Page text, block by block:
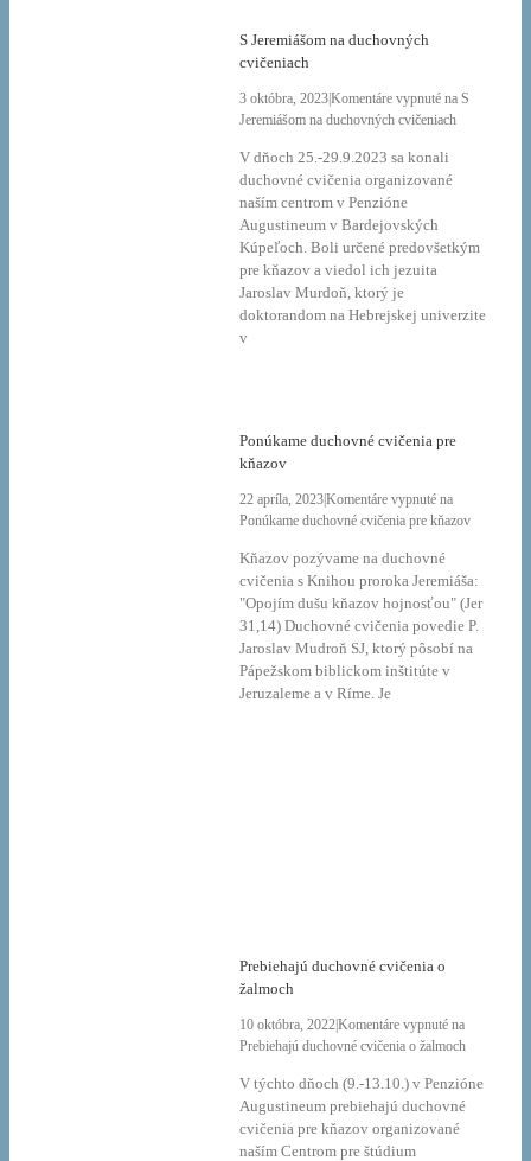
S Jeremiášom na duchovných
cvičeniach
3 októbra, 2023Komentáre vypnuté na S
Jeremiášom na duchovných cvičeniach
V dňoch 25.-29.9.2023 sa konali
duchovné cvičenia organizované
naším centrom v Penzióne
Augustineum v Bardejovských
Kúpeľoch. Boli určené predovšetkým
pre kňazov a viedol ich jezuita
Jaroslav Murdoň, ktorý je
doktorandom na Hebrejskej univerzite
v
Ponúkame duchovné cvičenia pre
kňazov
22 apríla, 2023Komentáre vypnuté na
Ponúkame duchovné cvičenia pre kňazov
Kňazov pozývame na duchovné
cvičenia s Knihou proroka Jeremiáša:
"Opojím dušu kňazov hojnosťou" (Jer
31,14) Duchovné cvičenia povedie P.
Jaroslav Mudroň SJ, ktorý pôsobí na
Pápežskom biblickom inštitúte v
Jeruzaleme a v Ríme. Je
Prebiehajú duchovné cvičenia o
žalmoch
10 októbra, 2022Komentáre vypnuté na
Prebiehajú duchovné cvičenia o žalmoch
V týchto dňoch (9.-13.10.) v Penzióne
Augustineum prebiehajú duchovné
cvičenia pre kňazov organizované
naším Centrom pre štúdium